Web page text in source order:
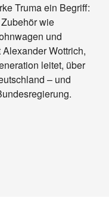
Truma ein Begriff:
wie
und
Wottrich,
leitet, über
– und